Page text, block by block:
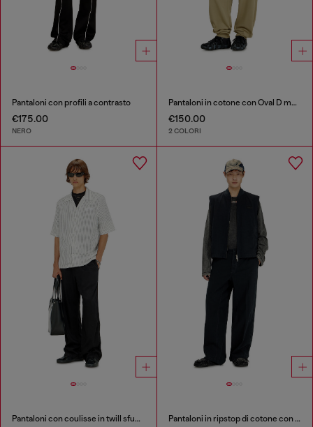
Pantaloni con profili a contrasto
€175.00
NERO
Pantaloni in cotone con Oval D metallico
€150.00
2 COLORI
Pantaloni con coulisse in twill sfumato Pantaloni in ripstop di cotone con fibbie laterali